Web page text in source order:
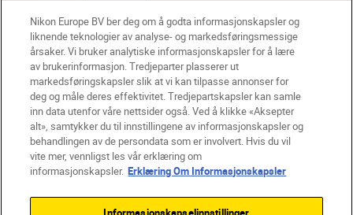
Kontakt oss Personvernerklæring
Bruksvilkår
Vilkår og betingelser for Nikon Store
Erklæring Om Informasjonskapsler
Tilgjengelighet
Innstillinger for informasjonskapsler
© 2026 Nikon
Nikon Europe BV ber deg om å godta informasjonskapsler og
liknende teknologier av analyse- og markedsføringsmessige
årsaker. Vi bruker analytiske informasjonskapsler for å lære
av brukerinformasjon. Tredjeparter plasserer ut
markedsføringskapsler slik at vi kan tilpasse annonser for
deg og måle deres effektivitet. Tredjepartskapsler kan samle
inn data utenfor våre nettsider også. Ved å klikke «Aksepter
alt», samtykker du til innstillingene av informasjonskapsler og
behandlingen av de persondata som er involvert. Hvis du vil
vite mer, vennligst les vår erklæring om
informasjonskapsler. Erklæring Om Informasjonskapsler